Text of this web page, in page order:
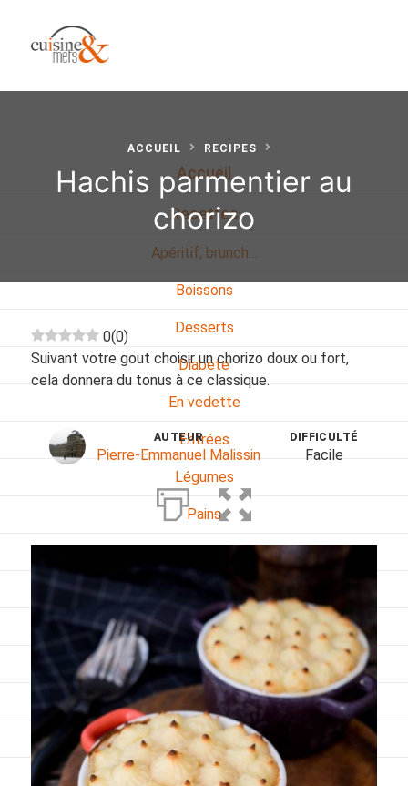
Accueil
Recettes
Apéritif, brunch…
Boissons
Desserts
Diabete
En vedette
Entrées
Légumes
Pains
Poissons, coquillages, crustacés
Régime
Sans gluten
Sans lactose
Sans sel
Sauces et accompagnements
ACCUEIL RECIPES
Hachis parmentier au
chorizo
0(0)
Suivant votre gout choisir un chorizo doux ou fort,
cela donnera du tonus à ce classique.
AUTEUR
Pierre-Emmanuel Malissin
DIFFICULTÉ
Facile